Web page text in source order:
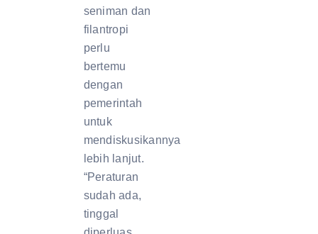
seniman dan
filantropi
perlu
bertemu
dengan
pemerintah
untuk
mendiskusikannya
lebih lanjut.
“Peraturan
sudah ada,
tinggal